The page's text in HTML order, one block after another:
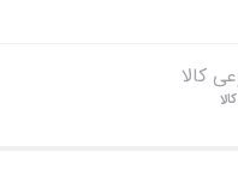
کالا